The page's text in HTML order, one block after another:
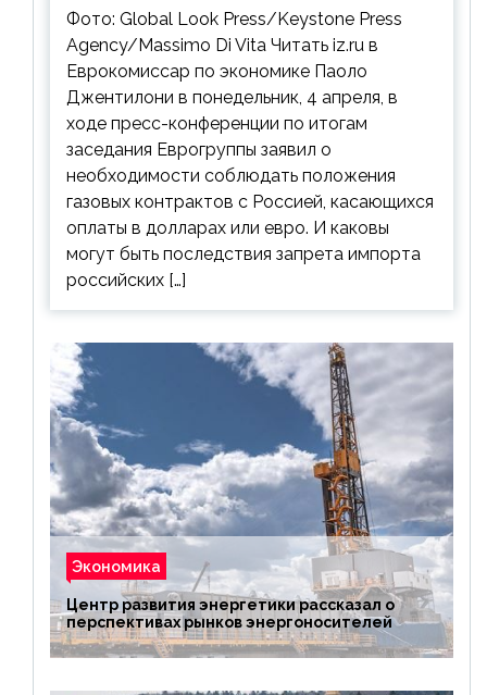
Фото: Global Look Press/Keystone Press
Agency/Massimo Di Vita Читать iz.ru в
Еврокомиссар по экономике Паоло
Джентилони в понедельник, 4 апреля, в
ходе пресс-конференции по итогам
заседания Еврогруппы заявил о
необходимости соблюдать положения
газовых контрактов с Россией, касающихся
оплаты в долларах или евро. И каковы
могут быть последствия запрета импорта
российских […]
Экономика
Центр развития энергетики рассказал о
перспективах рынков энергоносителей